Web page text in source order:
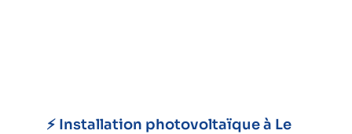
⚡ Installation photovoltaïque à Le